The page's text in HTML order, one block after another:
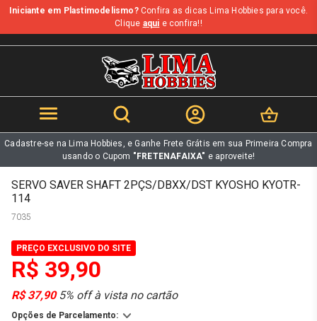
b
Iniciante em Plastimodelismo?Confira as dicas Lima Hobbies para você.
Clique aqui e confira!!
Cadastre-se na Lima Hobbies, e Ganhe Frete Grátis em sua Primeira Compra
usando o Cupom "FRETENAFAIXA" e aproveite!
SERVO SAVER SHAFT 2PÇS/DBXX/DST KYOSHO KYOTR-
114
7035
PREÇO EXCLUSIVO DO SITE
R$ 39,90
R$ 37,905% off à vista no cartão
Opções de Parcelamento: